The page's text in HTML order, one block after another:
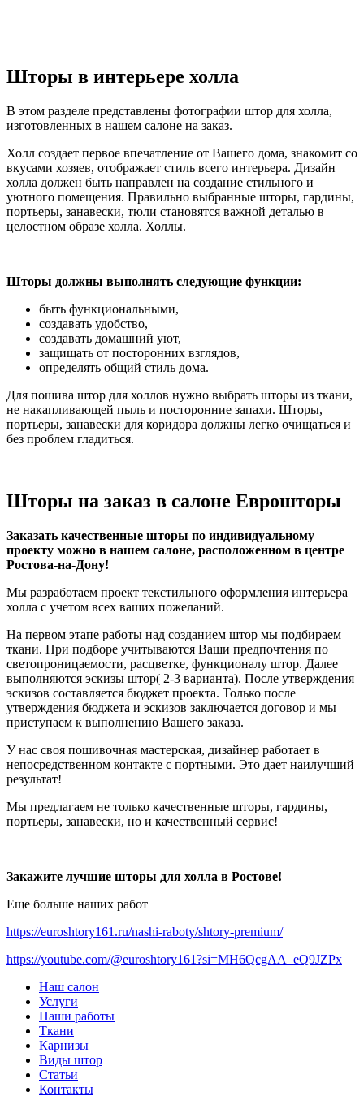
Шторы в интерьере холла
В этом разделе представлены фотографии штор для холла,
изготовленных в нашем салоне на заказ.
Холл создает первое впечатление от Вашего дома, знакомит со
вкусами хозяев, отображает стиль всего интерьера. Дизайн
холла должен быть направлен на создание стильного и
уютного помещения. Правильно выбранные шторы, гардины,
портьеры, занавески, тюли становятся важной деталью в
целостном образе холла. Холлы.
Шторы должны выполнять следующие функции:
быть функциональными,
создавать удобство,
создавать домашний уют,
защищать от посторонних взглядов,
определять общий стиль дома.
Для пошива штор для холлов нужно выбрать шторы из ткани,
не накапливающей пыль и посторонние запахи. Шторы,
портьеры, занавески для коридора должны легко очищаться и
без проблем гладиться.
Шторы на заказ в салоне Еврошторы
Заказать качественные шторы по индивидуальному
проекту можно в нашем салоне, расположенном в центре
Ростова-на-Дону!
Мы разработаем проект текстильного оформления интерьера
холла с учетом всех ваших пожеланий.
На первом этапе работы над созданием штор мы подбираем
ткани. При подборе учитываются Ваши предпочтения по
светопроницаемости, расцветке, функционалу штор. Далее
выполняются эскизы штор( 2-3 варианта). После утверждения
эскизов составляется бюджет проекта. Только после
утверждения бюджета и эскизов заключается договор и мы
приступаем к выполнению Вашего заказа.
У нас своя пошивочная мастерская, дизайнер работает в
непосредственном контакте с портными. Это дает наилучший
результат!
Мы предлагаем не только качественные шторы, гардины,
портьеры, занавески, но и качественный сервис!
Закажите лучшие шторы для холла в Ростове!
Еще больше наших работ
https://euroshtory161.ru/nashi-raboty/shtory-premium/
https://youtube.com/@euroshtory161?si=MH6QcgAA_eQ9JZPx
Наш салон
Услуги
Наши работы
Ткани
Карнизы
Виды штор
Статьи
Контакты